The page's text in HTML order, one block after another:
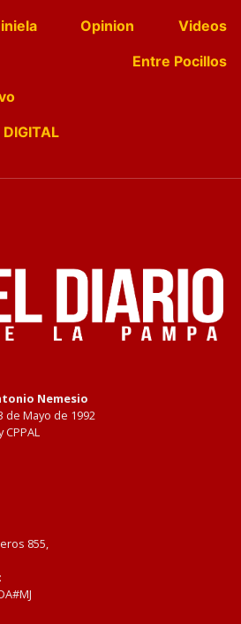
Opinion
Videos
Entre Pocillos
Nemesio
de Mayo de 1992
CPPAL
855,